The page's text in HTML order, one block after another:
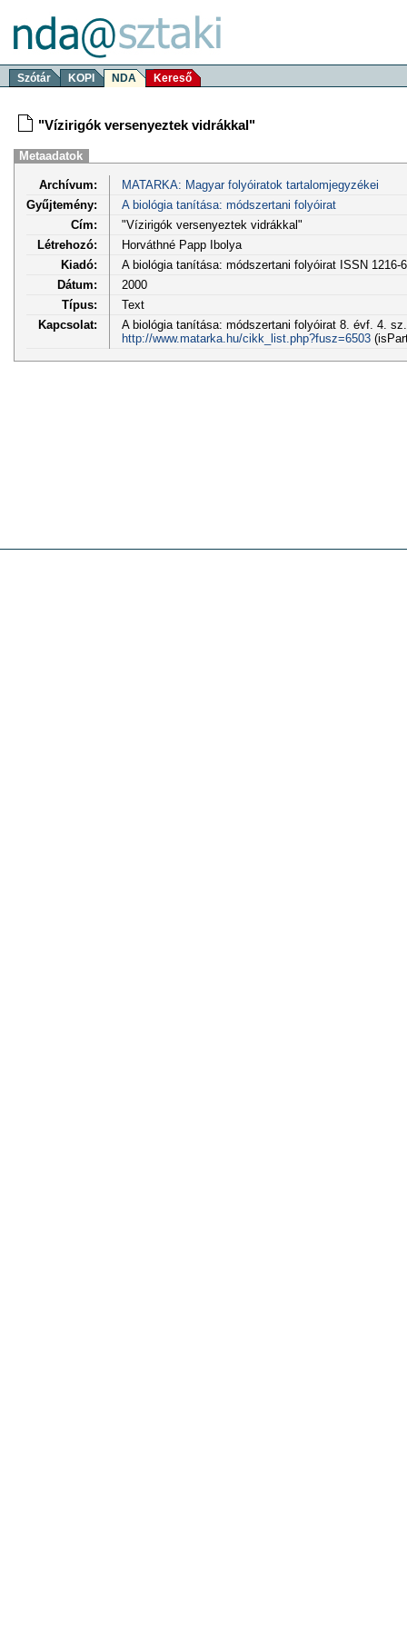
Szótár KOPI NDA Kereső
"Vízirigók versenyeztek vidrákkal"
Metaadatok
Archívum:
MATARKA: Magyar folyóiratok tartalomjegyzékei
Gyűjtemény:
A biológia tanítása: módszertani folyóirat
Cím:
"Vízirigók versenyeztek vidrákkal"
Létrehozó:
Horváthné Papp Ibolya
Kiadó:
A biológia tanítása: módszertani folyóirat ISSN 1216-
Dátum:
2000
Típus:
Text
Kapcsolat:
A biológia tanítása: módszertani folyóirat 8. évf. 4.
http://www.matarka.hu/cikk_list.php?fusz=6503